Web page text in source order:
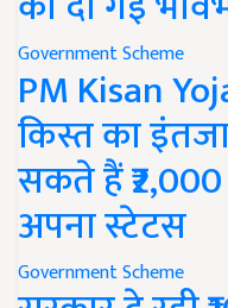
Government Scheme
PM Kisan
किस्त का
सकते हैं
अपना स्टेटस
Government Scheme